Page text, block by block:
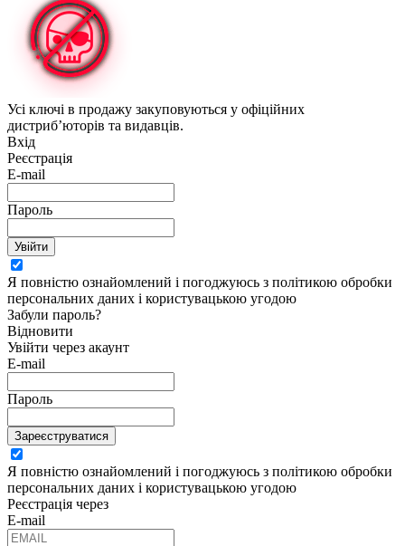
Усі ключі в продажу закуповуються у офіційних
дистриб’юторів та видавців.
Вхід
Реєстрація
E-mail
Пароль
Увійти
Я повністю ознайомлений і погоджуюсь з політикою обробки
персональних даних і користувацькою угодою
Забули пароль?
Відновити
Увійти через акаунт
E-mail
Пароль
Зареєструватися
Я повністю ознайомлений і погоджуюсь з політикою обробки
персональних даних і користувацькою угодою
Реєстрація через
E-mail